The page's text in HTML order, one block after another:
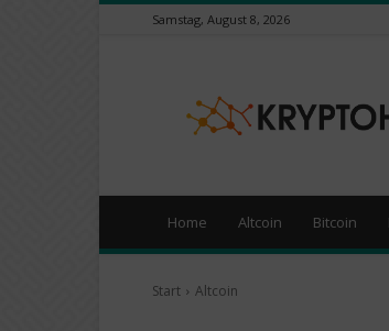
Samstag, August 8, 2026
–
News
Portal
Home Altcoin Bitcoin
Start Altcoin